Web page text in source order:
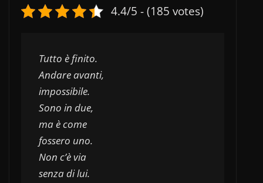
4.4/5 - (185 votes)
Tutto è finito.
Andare avanti,
impossibile.
Sono in due,
ma è come
fossero uno.
Non c’è via
senza di lui.